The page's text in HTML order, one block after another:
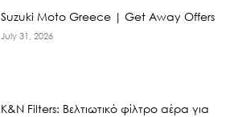
Suzuki Moto Greece | Get Away Offers
July 31, 2026
K&N Filters: Βελτιωτικό φίλτρο αέρα για